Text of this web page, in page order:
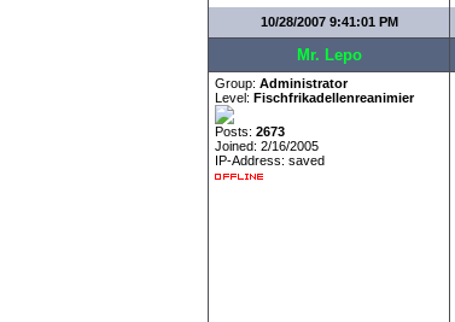
10/28/2007 9:41:01 PM
Mr. Lepo
Group: Administrator
Level: Fischfrikadellenreanimier
Posts: 2673
Joined: 2/16/2005
IP-Address: saved